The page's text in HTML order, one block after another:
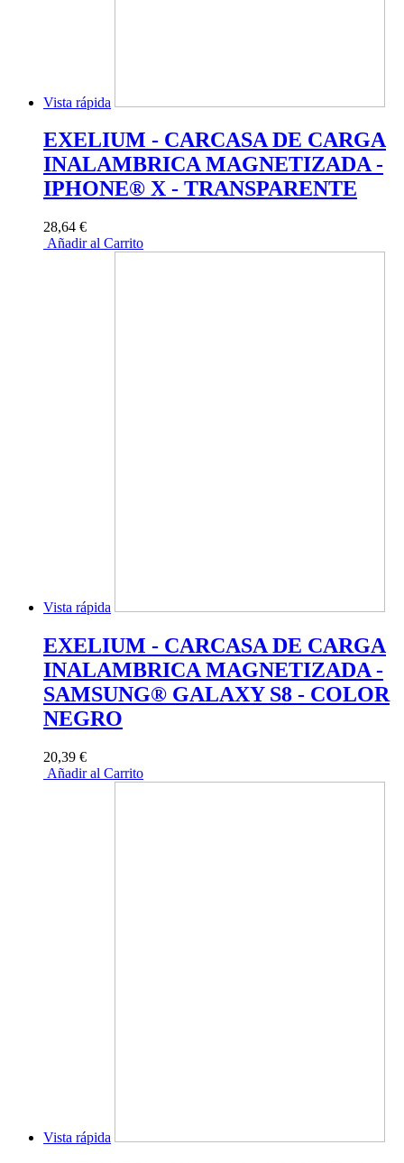
Vista rápida
EXELIUM - CARCASA DE CARGA
INALAMBRICA MAGNETIZADA -
IPHONE® X - TRANSPARENTE
28,64 €
Añadir al Carrito
Vista rápida
EXELIUM - CARCASA DE CARGA
INALAMBRICA MAGNETIZADA -
SAMSUNG® GALAXY S8 - COLOR
NEGRO
20,39 €
Añadir al Carrito
Vista rápida